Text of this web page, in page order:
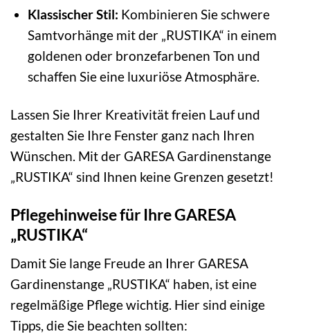
Klassischer Stil: Kombinieren Sie schwere
Samtvorhänge mit der „RUSTIKA“ in einem
goldenen oder bronzefarbenen Ton und
schaffen Sie eine luxuriöse Atmosphäre.
Lassen Sie Ihrer Kreativität freien Lauf und
gestalten Sie Ihre Fenster ganz nach Ihren
Wünschen. Mit der GARESA Gardinenstange
„RUSTIKA“ sind Ihnen keine Grenzen gesetzt!
Pflegehinweise für Ihre GARESA
„RUSTIKA“
Damit Sie lange Freude an Ihrer GARESA
Gardinenstange „RUSTIKA“ haben, ist eine
regelmäßige Pflege wichtig. Hier sind einige
Tipps, die Sie beachten sollten: